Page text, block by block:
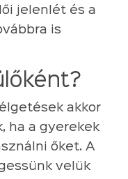
jelenlét és a
is
akkor
ha a gyerekek
őket. A
velük